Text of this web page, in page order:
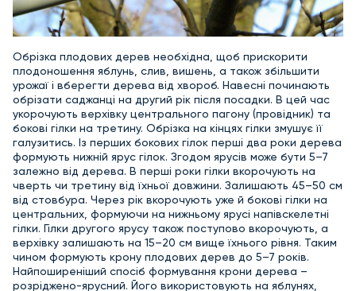
Обрізка плодових дерев необхідна, щоб прискорити
плодоношення яблунь, слив, вишень, а також збільшити
урожаї і вберегти дерева від хвороб. Навесні починають
обрізати саджанці на другий рік після посадки. В цей час
укорочують верхівку центрального пагону (провідник) та
бокові гілки на третину. Обрізка на кінцях гілки змушує її
галузитись. Із перших бокових гілок перші два роки дерева
формують нижній ярус гілок. Згодом ярусів може бути 5–7
залежно від дерева. В перші роки гілки вкорочують на
чверть чи третину від їхньої довжини. Залишають 45–50 см
від стовбура. Через рік вкорочують уже й бокові гілки на
центральних, формуючи на нижньому ярусі напівскелетні
гілки. Гілки другого ярусу також поступово вкорочують, а
верхівку залишають на 15–20 см вище їхнього рівня. Таким
чином формують крону плодових дерев до 5–7 років.
Найпоширеніший спосіб формування крони дерева –
розріджено-ярусний. Його використовують на яблунях,